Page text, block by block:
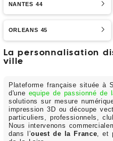
NANTES 44
ORLEANS 45
La personnalisation
ville
Plateforme française située à
d'une equipe de passionné de
solutions sur mesure
impression 3D ou découpe
particuliers, professionnels,
Nous intervenons
dans l’ouest de la France, et